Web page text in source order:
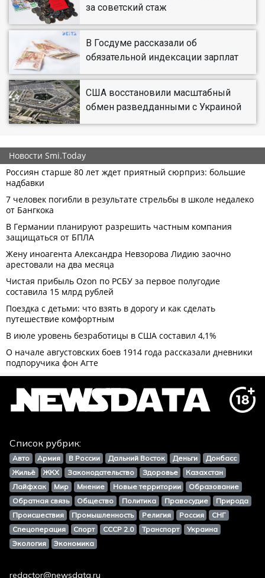
за советский стаж
В Госдуме рассказали об
обязательной индексации зарплат
США восстановили масштабный
обмен разведданными с Украиной
Список рубрик:
Авто Армия В России Дальний Восток Деньги
Донбасс
Жильё
ЖКХ Законодательство Здоровье
Казахстан
Лайфхак
Мир Мнение Новые территории
Образование
Обратная связь
Общество Политика Правосудие
Природа
Происшествия
Промышленность Религия Россия
СНГ
Спецоперация
Спорт СССР 2.0 Транспорт
Украина
Экология
Экономика
redactor@newsdata.ru